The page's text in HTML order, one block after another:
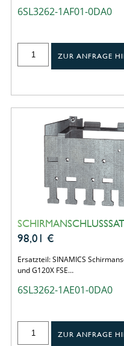
6SL3262-1AF01-0DA0
ZUR ANFRAGE
98,01 €
Ersatzteil: SINAMICS
und G120X FSE…
6SL3262-1AE01-0DA0
ZUR ANFRAGE